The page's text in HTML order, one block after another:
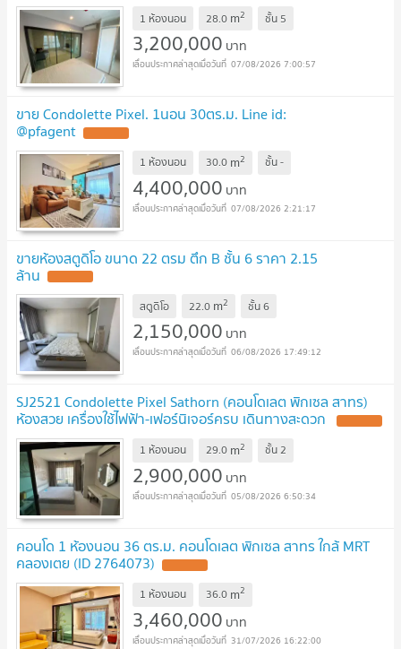
1 ห้องนอน 28.0 m2 ชั้น 5
3,200,000 บาท
07/08/2026 7:00:57
ขาย Condolette Pixel. 1นอน 30ตร.ม. Line id:
@pfagent
1 ห้องนอน 30.0 m2 ชั้น-
4,400,000 บาท
07/08/2026 2:21:17
ขายห้องสตูดิโอ ขนาด 22 ตรม ตึก B ชั้น 6 ราคา 2.15
ล้าน
สตูดิโอ 22.0 m2 ชั้น6
2,150,000 บาท
06/08/2026 17:49:12
SJ2521 Condolette Pixel Sathorn (คอนโดเลต พิกเซล สาทร)
ห้องสวย เครื่องใช้ไฟฟ้า-เฟอร์นิเจอร์ครบ เดินทางสะดวก
1 ห้องนอน 29.0 m2 ชั้น2
2,900,000 บาท
05/08/2026 6:50:34
คอนโด 1 ห้องนอน 36 ตร.ม. คอนโดเลต พิกเซล สาทร ใกล้ MRT
คลองเตย (ID 2764073)
1 ห้องนอน 36.0 m2
3,460,000 บาท
31/07/2026 16:22:00